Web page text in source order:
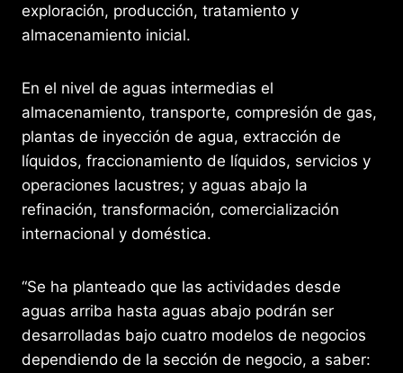
exploración, producción, tratamiento y
almacenamiento inicial.
En el nivel de aguas intermedias el
almacenamiento, transporte, compresión de gas,
plantas de inyección de agua, extracción de
líquidos, fraccionamiento de líquidos, servicios y
operaciones lacustres; y aguas abajo la
refinación, transformación, comercialización
internacional y doméstica.
“Se ha planteado que las actividades desde
aguas arriba hasta aguas abajo podrán ser
desarrolladas bajo cuatro modelos de negocios
dependiendo de la sección de negocio, a saber: